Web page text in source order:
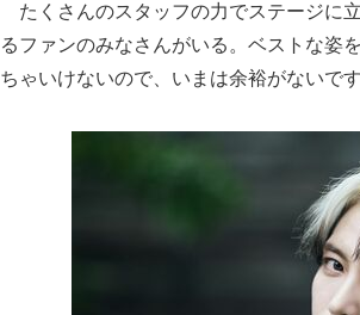
たくさんのスタッフの力でステージに
るファンのみなさんがいる。ベストな姿
ちゃいけないので、いまは余裕がないです